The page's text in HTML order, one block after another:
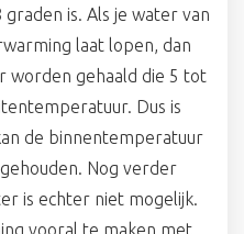
is. Als je water van
laat lopen, dan
worden gehaald die 5 tot
Dus is
de binnentemperatuur
Nog verder
is echter niet mogelijk.
vooral te maken met